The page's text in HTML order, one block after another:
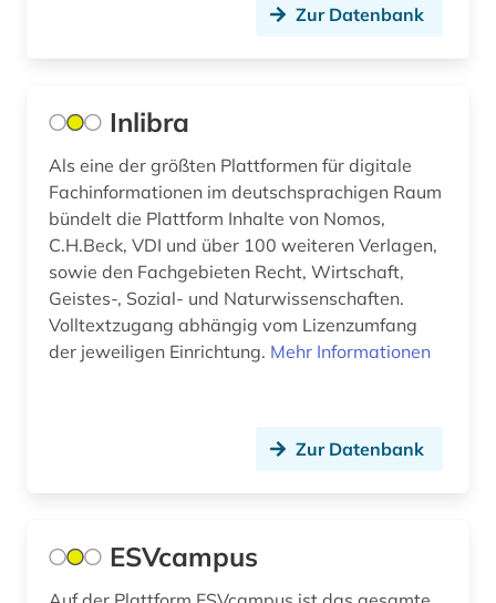
Zur Datenbank
Inlibra
Als eine der größten Plattformen für digitale
Fachinformationen im deutschsprachigen Raum
bündelt die Plattform Inhalte von Nomos,
C.H.Beck, VDI und über 100 weiteren Verlagen,
sowie den Fachgebieten Recht, Wirtschaft,
Geistes-, Sozial- und Naturwissenschaften.
Volltextzugang abhängig vom Lizenzumfang
der jeweiligen Einrichtung. Mehr Informationen
Zur Datenbank
ESVcampus